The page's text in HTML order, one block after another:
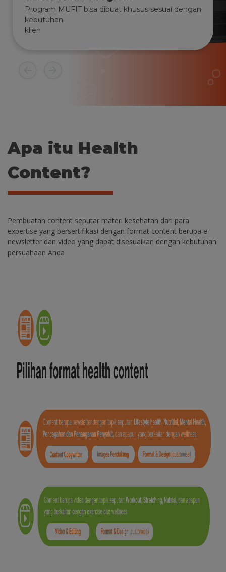
Program MUFIT bisa dibuat khusus sesuai dengan
kebutuhan
klien
Apa itu Health
Content?
Pembuatan content seputar materi kesehatan dari para
expertise yang bersertifikasi dengan format content berupa e-
newsletter dan video yang dapat disesuaikan dengan kebutuhan
persuahaan Anda